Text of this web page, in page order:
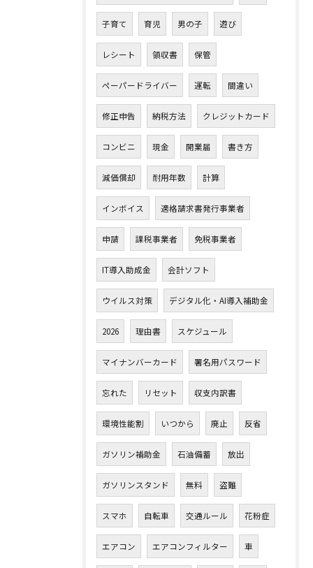
子育て 育児 男の子 遊び
レシート 領収書 保管
ペーパードライバー 運転 間違い
修正申告 納税方法 クレジットカード
コンビニ 現金 開業届 書き方
減価償却 耐用年数 計算
インボイス 適格請求書発行事業者
申請 課税事業者 免税事業者
IT導入助成金 会計ソフト
ウイルス対策 デジタル化・AI導入補助金
2026 理由書 スケジュール
マイナンバーカード 署名用パスワード
忘れた リセット 収支内訳書
環境性能割 いつから 廃止 反省
ガソリン補助金 石油備蓄 放出
ガソリンスタンド 無料 盗難
スマホ 自転車 交通ルール 花粉症
エアコン エアコンフィルター 車